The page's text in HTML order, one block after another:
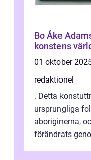
Bo Åke
konstens
01 oktober
redaktionel
. Detta
ursprungliga
aboriginerna,
förändrats